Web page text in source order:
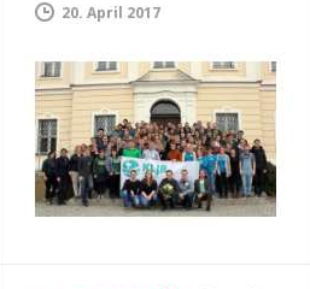
20. April 2017